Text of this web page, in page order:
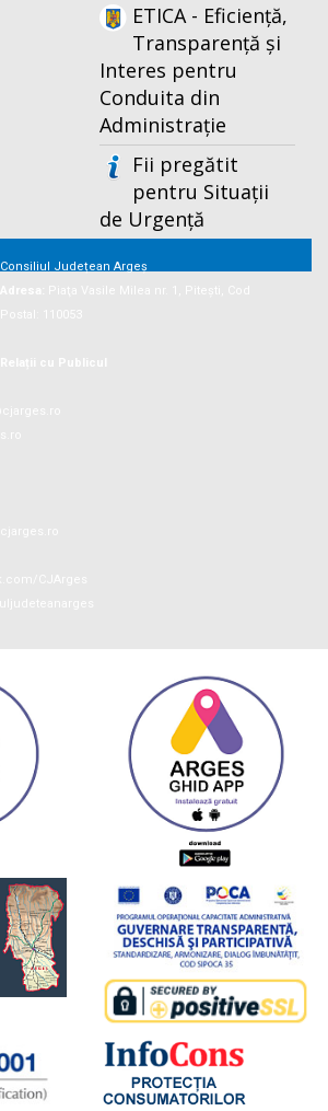
ETICA - Eficiență,
Transparență și
Interes pentru
Conduita din
Administrație
Fii pregătit
pentru Situații
de Urgență
Consiliul Județean Argeș